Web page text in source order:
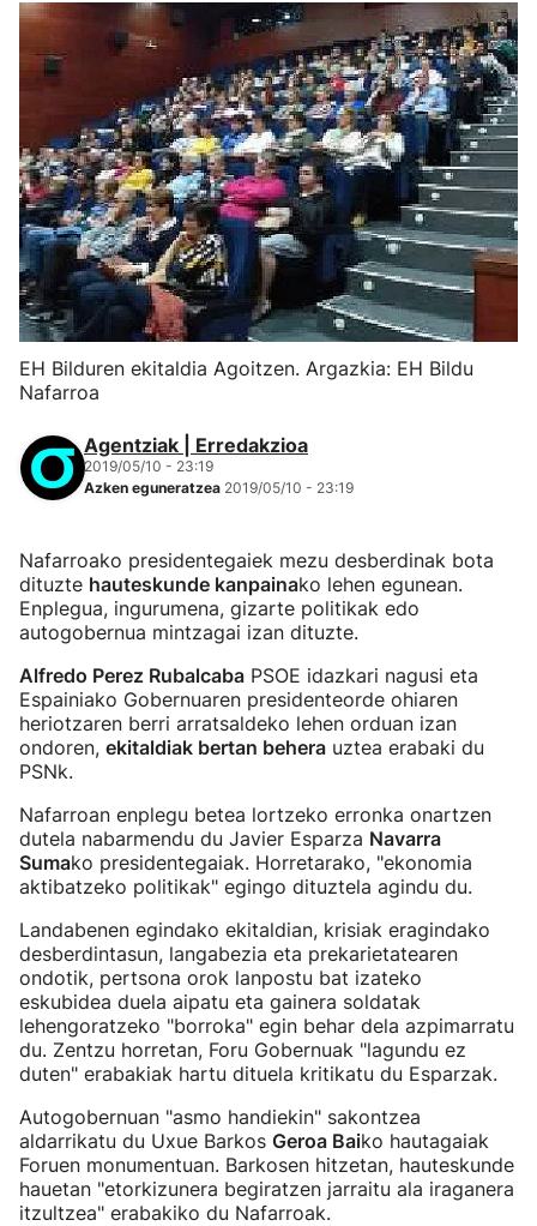
EH Bilduren ekitaldia Agoitzen. Argazkia: EH Bildu
Nafarroa
Agentziak | Erredakzioa
2019/05/10 - 23:19
Azken eguneratzea 2019/05/10 - 23:19
Nafarroako presidentegaiek mezu desberdinak bota
dituzte hauteskunde kanpainako lehen egunean.
Enplegua, ingurumena, gizarte politikak edo
autogobernua mintzagai izan dituzte.
Alfredo Perez Rubalcaba PSOE idazkari nagusi eta
Espainiako Gobernuaren presidenteorde ohiaren
heriotzaren berri arratsaldeko lehen orduan izan
ondoren, ekitaldiak bertan behera uztea erabaki du
PSNk.
Nafarroan enplegu betea lortzeko erronka onartzen
dutela nabarmendu du Javier Esparza Navarra
Sumako presidentegaiak. Horretarako, "ekonomia
aktibatzeko politikak" egingo dituztela agindu du.
Landabenen egindako ekitaldian, krisiak eragindako
desberdintasun, langabezia eta prekarietatearen
ondotik, pertsona orok lanpostu bat izateko
eskubidea duela aipatu eta gainera soldatak
lehengoratzeko "borroka" egin behar dela azpimarratu
du. Zentzu horretan, Foru Gobernuak "lagundu ez
duten" erabakiak hartu dituela kritikatu du Esparzak.
Autogobernuan "asmo handiekin" sakontzea
aldarrikatu du Uxue Barkos Geroa Baiko hautagaiak
Foruen monumentuan. Barkosen hitzetan, hauteskunde
hauetan "etorkizunera begiratzen jarraitu ala iraganera
itzultzea" erabakiko du Nafarroak.